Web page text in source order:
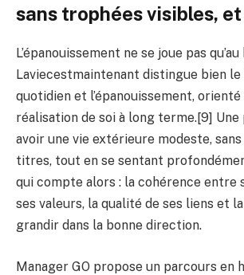
sans trophées visibles,
L’épanouissement ne se joue pas
Laviecestmaintenant distingue bien
quotidien et l’épanouissement,
réalisation de soi à long terme.[9]
avoir une vie extérieure modeste,
titres, tout en se sentant
qui compte alors : la cohérence entre
ses valeurs, la qualité de ses liens et
grandir dans la bonne direction.
Manager GO propose un parcours en